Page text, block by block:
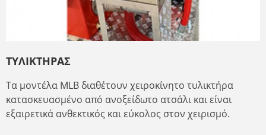
ΤΥΛΙΚΤΗΡΑΣ
Τα μοντέλα MLB διαθέτουν χειροκίνητο τυλικτήρα
κατασκευασμένο από ανοξείδωτο ατσάλι και είναι
εξαιρετικά ανθεκτικός και εύκολος στον χειρισμό.